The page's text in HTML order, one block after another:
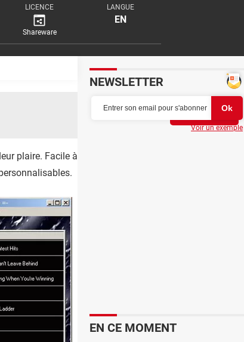
LICENCE
Shareware
LANGUE
EN
plaire. Facile à manipuler et livré avec une interface
NEWSLETTER
Voir un exemple
EN CE MOMENT